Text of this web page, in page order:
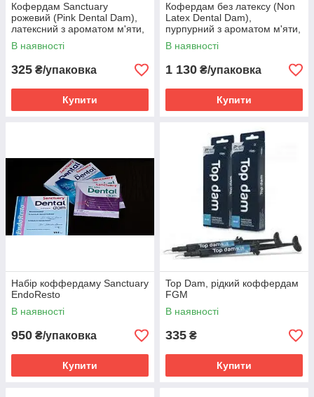
Кофердам Sanctuary
рожевий (Pink Dental Dam),
латексний з ароматом м'яти,
середній (medium), (152мм
х152мм) 36шт
В наявності
325 ₴/упаковка
Купити
Кофердам без латексу (Non
Latex Dental Dam),
пурпурний з ароматом м'яти,
середній (medium) 0,25 мм,
15 шт.
В наявності
1 130 ₴/упаковка
Купити
Набір коффердаму Sanctuary
EndoResto
В наявності
950 ₴/упаковка
Купити
Top Dam, рідкий коффердам
FGM
В наявності
335 ₴
Купити